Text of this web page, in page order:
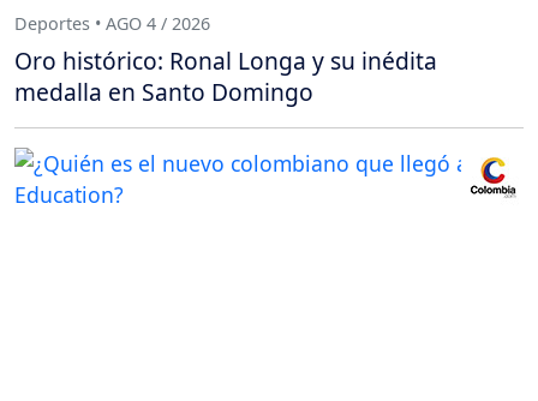
Deportes • AGO 4 / 2026
Oro histórico: Ronal Longa y su inédita
medalla en Santo Domingo